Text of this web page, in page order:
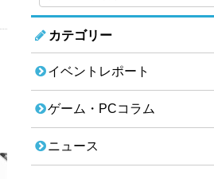
カテゴリー
イベントレポート
ゲーム・PCコラム
ニュース